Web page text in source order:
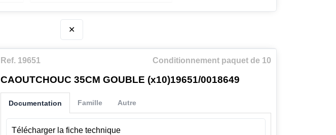
✕
Ref. 19651 Conditionnement paquet de 10
CAOUTCHOUC 35CM GOUBLE (x10)19651/0018649
Documentation
Télécharger la fiche technique
Famille Autre